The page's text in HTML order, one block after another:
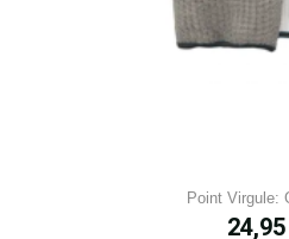
Point Virgule:
Prix